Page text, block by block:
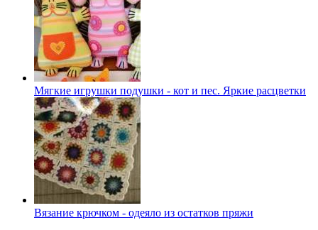
Мягкие игрушки подушки - кот и пес. Яркие расцветки
Вязание крючком - одеяло из остатков пряжи